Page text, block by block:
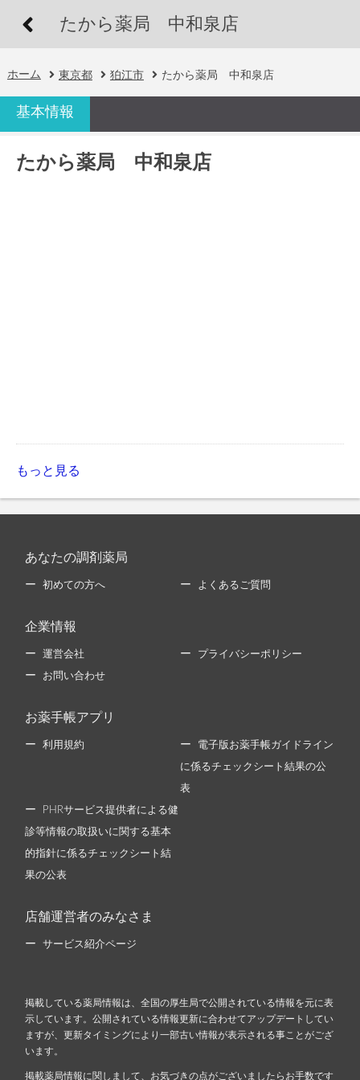
たから薬局 中和泉店
ホーム 東京都 狛江市 たから薬局 中和泉店
基本情報
たから薬局 中和泉店
もっと見る
あなたの調剤薬局
初めての方へ よくあるご質問
企業情報
運営会社 プライバシーポリシー
お問い合わせ
お薬手帳アプリ
利用規約 電子版お薬手帳ガイドライン
に係るチェックシート結果の公
表
PHRサービス提供者による健
診等情報の取扱いに関する基本
的指針に係るチェックシート結
果の公表
店舗運営者のみなさま
サービス紹介ページ
掲載している薬局情報は、全国の厚生局で公開されている情報を元に表
示しています。公開されている情報更新に合わせてアップデートしてい
ますが、更新タイミングにより一部古い情報が表示される事ことがござ
います。
掲載薬局情報に関しまして、お気づきの点がございましたらお手数です